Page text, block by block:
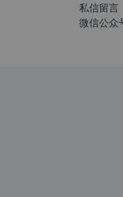
私信留言
微信公众